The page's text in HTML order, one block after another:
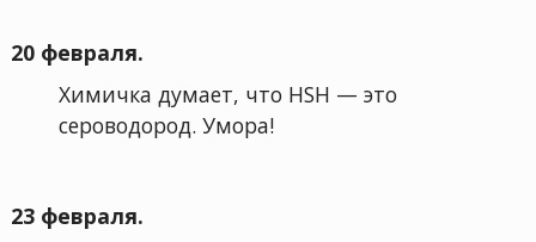
20 февраля.
Химичка думает, что HSH — это
сероводород. Умора!
23 февраля.